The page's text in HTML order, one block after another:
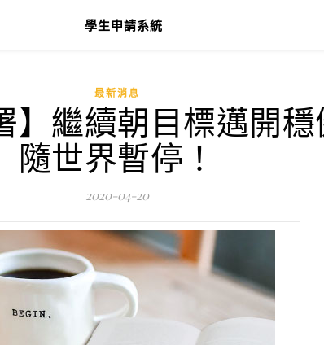
學生申請系統
最新消息
】繼續朝目標邁開
隨世界暫停！
2020-04-20